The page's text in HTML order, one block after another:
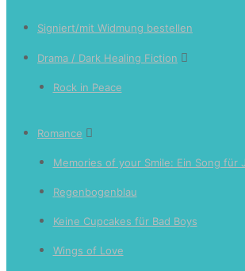
Signiert/mit Widmung bestellen
Drama / Dark Healing Fiction
Rock in Peace
Romance
Memories of your Smile: Ein Song für
Regenbogenblau
Keine Cupcakes für Bad Boys
Wings of Love